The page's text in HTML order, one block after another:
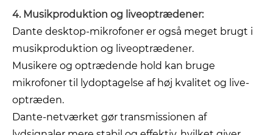
4. Musikproduktion og liveoptrædener:
Dante desktop-mikrofoner er også meget brugt i
musikproduktion og liveoptrædener.
Musikere og optrædende hold kan bruge
mikrofoner til lydoptagelse af høj kvalitet og live-
optræden.
Dante-netværket gør transmissionen af ​​